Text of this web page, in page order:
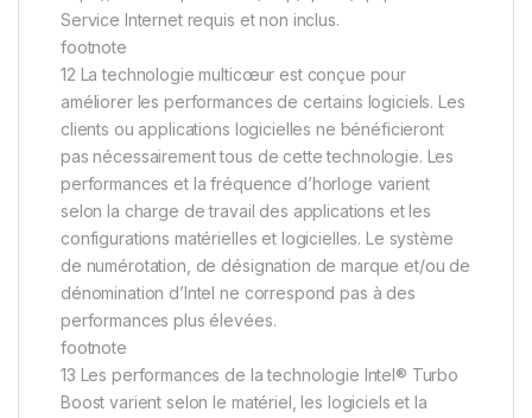
Service Internet requis et non inclus.
footnote
12 La technologie multicœur est conçue pour
améliorer les performances de certains logiciels. Les
clients ou applications logicielles ne bénéficieront
pas nécessairement tous de cette technologie. Les
performances et la fréquence d’horloge varient
selon la charge de travail des applications et les
configurations matérielles et logicielles. Le système
de numérotation, de désignation de marque et/ou de
dénomination d’Intel ne correspond pas à des
performances plus élevées.
footnote
13 Les performances de la technologie Intel® Turbo
Boost varient selon le matériel, les logiciels et la